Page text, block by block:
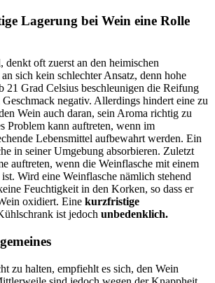
Lagerung bei Wein eine Rolle
oft zuerst an den heimischen
sich kein schlechter Ansatz, denn hohe
21 Grad Celsius beschleunigen die Reifung
negativ. Allerdings hindert eine zu
Wein auch daran, sein Aroma richtig zu
Problem kann auftreten, wenn im
Lebensmittel aufbewahrt werden. Ein
in seiner Umgebung absorbieren. Zuletzt
auftreten, wenn die Weinflasche mit einem
Wird eine Weinflasche nämlich stehend
Feuchtigkeit in den Korken, so dass er
oxidiert. Eine kurzfristige
ist jedoch unbedenklich.
zu halten, empfiehlt es sich, den Wein